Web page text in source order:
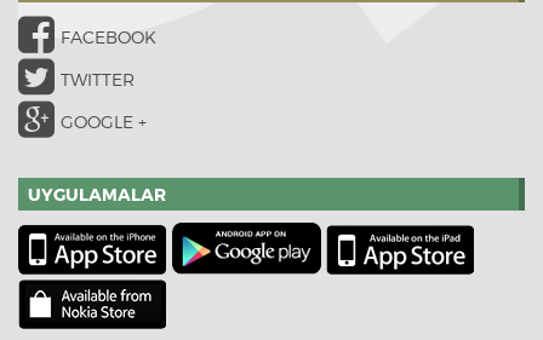
FACEBOOK
TWITTER
GOOGLE +
UYGULAMALAR